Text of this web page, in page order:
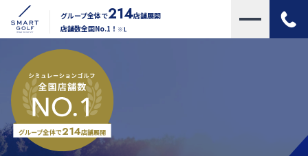
グループ全体で214店舗展開
店舗数全国No.1！ ※1
グループ全体で214店舗展開